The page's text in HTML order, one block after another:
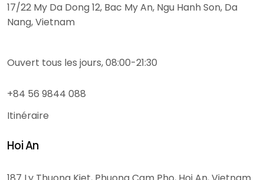
17/22 My Da Dong 12, Bac My An, Ngu Hanh Son, Da
Nang, Vietnam
Ouvert tous les jours, 08:00-21:30
+84 56 9844 088
Itinéraire
Hoi An